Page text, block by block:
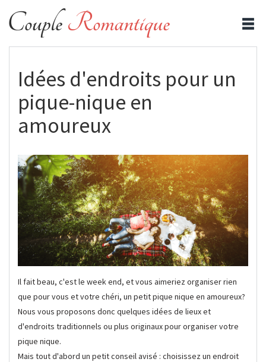
Idées d'endroits pour un
pique-nique en
amoureux
Il fait beau, c'est le week end, et vous aimeriez organiser rien
que pour vous et votre chéri, un petit pique nique en amoureux?
Nous vous proposons donc quelques idées de lieux et
d'endroits traditionnels ou plus originaux pour organiser votre
pique nique.
Mais tout d'abord un petit conseil avisé : choisissez un endroit